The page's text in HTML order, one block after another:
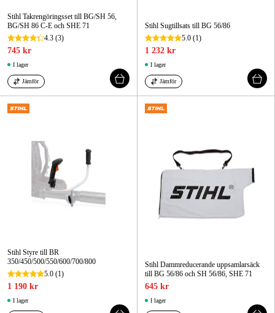
Våra varumärken
Kontakt & Öppettider
FAQ
Stihl Takrengöringsset till BG/SH 56,
BG/SH 86 C-E och SHE 71
4.3 (3)
745 kr
I lager
Jämför
Stihl Sugtillsats till BG 56/86
5.0 (1)
1 232 kr
I lager
Jämför
Stihl Styre till BR
350/450/500/550/600/700/800
5.0 (1)
1 190 kr
I lager
Stihl Dammreducerande uppsamlarsäck
till BG 56/86 och SH 56/86, SHE 71
645 kr
I lager